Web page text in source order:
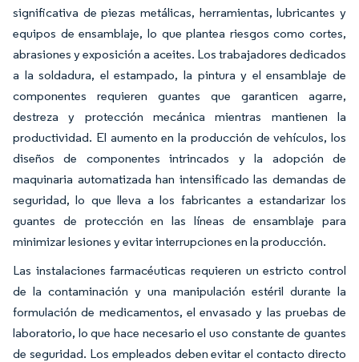
significativa de piezas metálicas, herramientas, lubricantes y
equipos de ensamblaje, lo que plantea riesgos como cortes,
abrasiones y exposición a aceites. Los trabajadores dedicados
a la soldadura, el estampado, la pintura y el ensamblaje de
componentes requieren guantes que garanticen agarre,
destreza y protección mecánica mientras mantienen la
productividad. El aumento en la producción de vehículos, los
diseños de componentes intrincados y la adopción de
maquinaria automatizada han intensificado las demandas de
seguridad, lo que lleva a los fabricantes a estandarizar los
guantes de protección en las líneas de ensamblaje para
minimizar lesiones y evitar interrupciones en la producción.
Las instalaciones farmacéuticas requieren un estricto control
de la contaminación y una manipulación estéril durante la
formulación de medicamentos, el envasado y las pruebas de
laboratorio, lo que hace necesario el uso constante de guantes
de seguridad. Los empleados deben evitar el contacto directo